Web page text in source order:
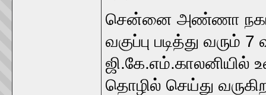
சென்னை அண்ணா
வகுப்பு படித்து வரும்
தொழில் செய்து